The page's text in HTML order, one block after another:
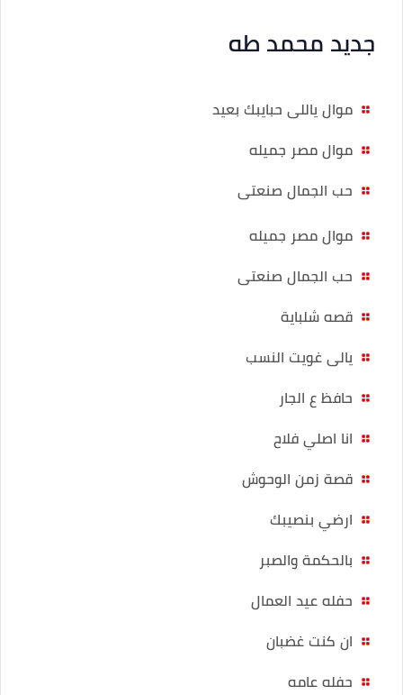
جديد محمد طه
موال ياللى حبايبك بعيد
موال مصر جميله
حب الجمال صنعتى
موال مصر جميله
حب الجمال صنعتى
قصه شلباية
يالى غويت النسب
حافظ ع الجار
انا اصلي فلاح
قصة زمن الوحوش
ارضي بنصيبك
بالحكمة والصبر
حفله عيد العمال
ان كنت غضبان
حفله عامه